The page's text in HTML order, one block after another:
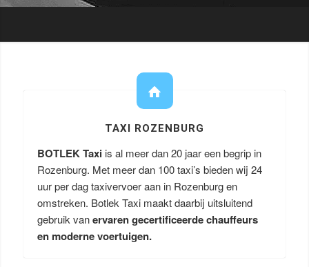
TAXI ROZENBURG
BOTLEK Taxi is al meer dan 20 jaar een begrip in
Rozenburg. Met meer dan 100 taxi’s bieden wij 24
uur per dag taxivervoer aan in Rozenburg en
omstreken. Botlek Taxi maakt daarbij uitsluitend
gebruik vanervaren gecertificeerde chauffeurs
en moderne voertuigen.